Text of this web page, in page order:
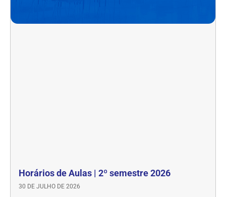
Horários de Aulas | 2º semestre 2026
30 DE JULHO DE 2026